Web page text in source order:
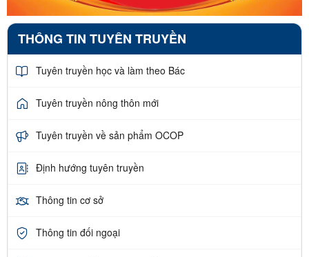
THÔNG TIN TUYÊN TRUYỀN
Tuyên truyền học và làm theo Bác
Tuyên truyền nông thôn mới
Tuyên truyền về sản phẩm OCOP
Định hướng tuyên truyền
Thông tin cơ sở
Thông tin đối ngoại